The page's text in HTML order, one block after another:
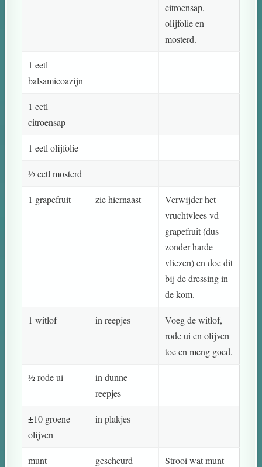
citroensap,
olijfolie en
mosterd.
1 eetl
balsamicoazijn
1 eetl
citroensap
1 eetl olijfolie
½ eetl mosterd
1 grapefruit zie hiernaast
Verwijder het
vruchtvlees vd
grapefruit (dus
zonder harde
vliezen) en doe dit
bij de dressing in
de kom.
1 witlof in reepjes
Voeg de witlof,
rode ui en olijven
toe en meng goed.
½ rode ui
in dunne
reepjes
±10 groene
olijven
in plakjes
munt gescheurd
Strooi wat munt